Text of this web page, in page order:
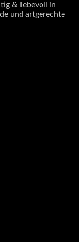
& liebevoll in
und artgerechte